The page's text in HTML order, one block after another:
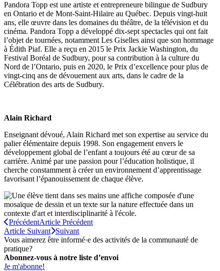
Pandora Topp est une artiste et entrepreneure bilingue de Sudbury
en Ontario et de Mont-Saint-Hilaire au Québec. Depuis vingt-huit
ans, elle œuvre dans les domaines du théâtre, de la télévision et du
cinéma. Pandora Topp a développé dix-sept spectacles qui ont fait
l’objet de tournées, notamment Les Giselles ainsi que son hommage
à Édith Piaf. Elle a reçu en 2015 le Prix Jackie Washington, du
Festival Boréal de Sudbury, pour sa contribution à la culture du
Nord de l’Ontario, puis en 2020, le Prix d’excellence pour plus de
vingt-cinq ans de dévouement aux arts, dans le cadre de la
Célébration des arts de Sudbury.
Alain Richard
Enseignant dévoué, Alain Richard met son expertise au service du
palier élémentaire depuis 1998. Son engagement envers le
développement global de l’enfant a toujours été au cœur de sa
carrière. Animé par une passion pour l’éducation holistique, il
cherche constamment à créer un environnement d’apprentissage
favorisant l’épanouissement de chaque élève.
PrécédentArticle Précédent
Article Suivant
Suivant
Vous aimerez être informé·e des activités de la communauté de
pratique?
Abonnez-vous à notre liste d’envoi
Je m'abonne!